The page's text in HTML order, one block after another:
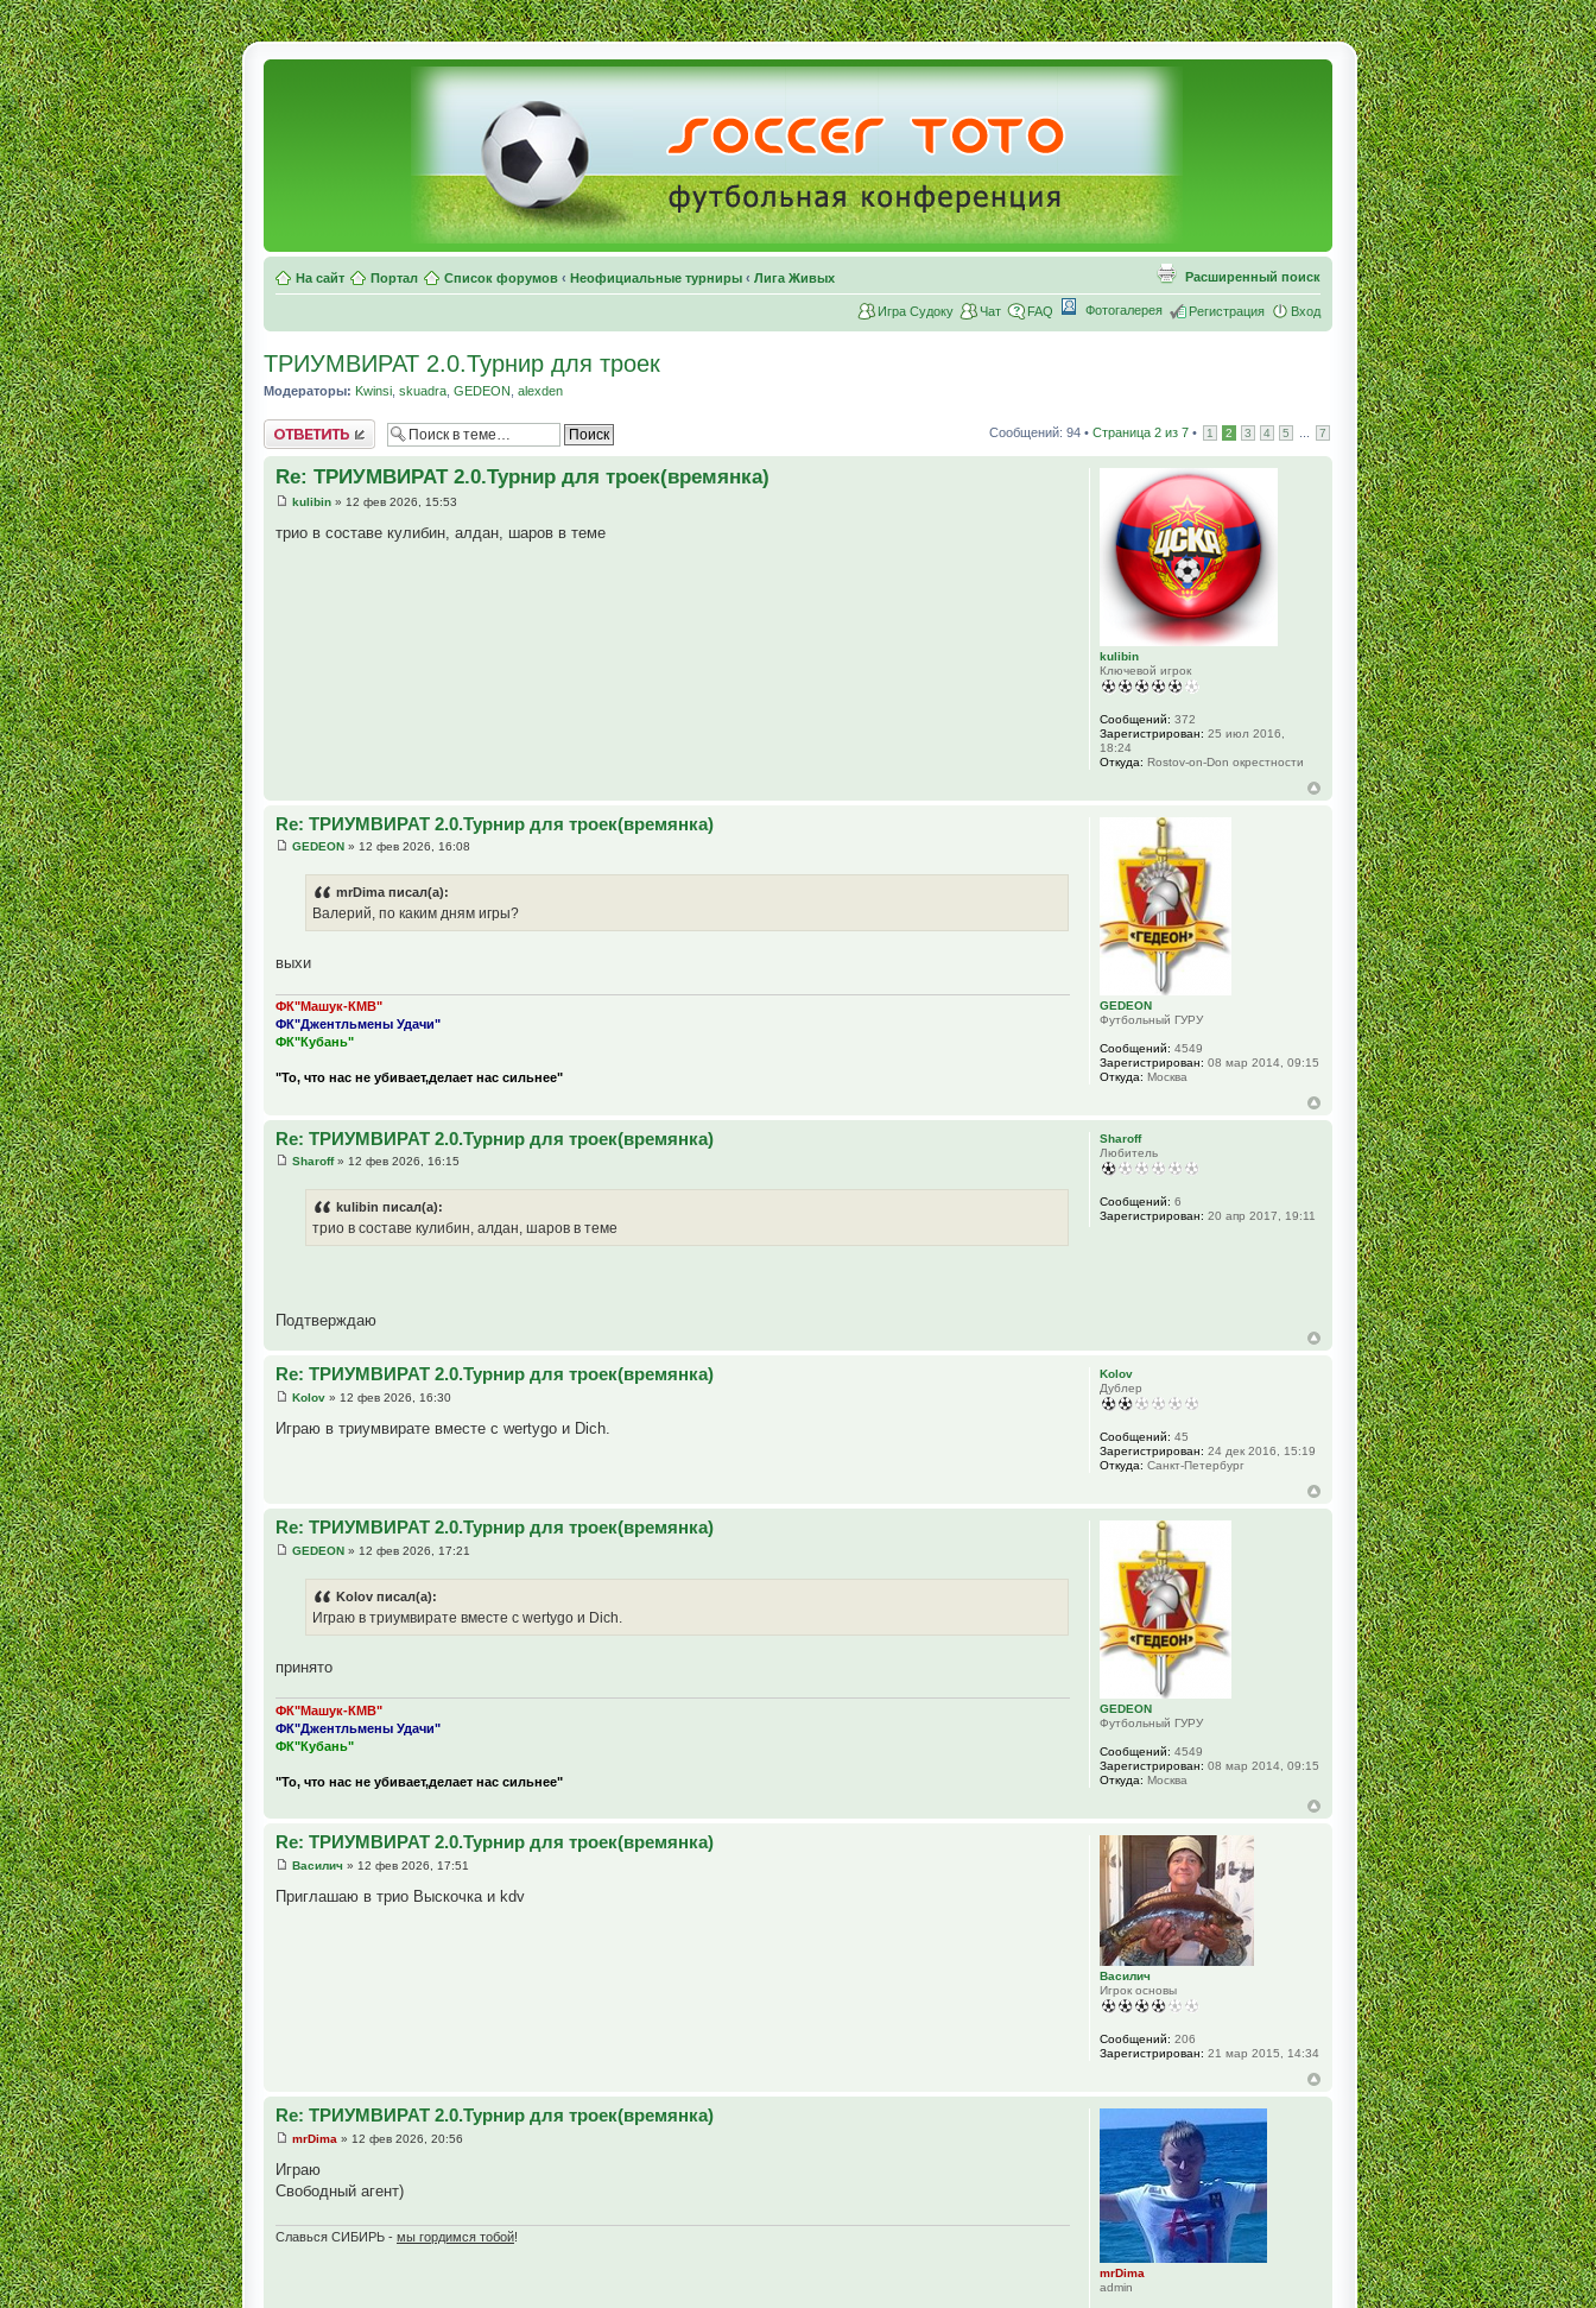
На сайт Портал Список форумов ‹ Неофициальные турниры ‹ Лига Живых Расширенный поиск
Игра Судоку Чат FAQ Фотогалерея Регистрация Вход
ТРИУМВИРАТ 2.0.Турнир для троек
Модераторы: Kwinsi skuadra GEDEON alexden
Комментировать Сообщений: 94 • Страница 2 из 7 • 1 2 3 4 5 7
Re: ТРИУМВИРАТ 2.0.Турнир для троек(времянка)
kulibin » 12 фев 2026, 15:53
трио в составе кулибин, алдан, шаров в теме
kulibin
Ключевой игрок
Сообщений: 372
Зарегистрирован: 25 июл 2016,
18:24
Откуда: Rostov-on-Don окрестности
Re: ТРИУМВИРАТ 2.0.Турнир для троек(времянка)
GEDEON » 12 фев 2026, 16:08
mrDima писал(а):
Валерий, по каким дням игры?
выхи
ФК"Машук-КМВ"
ФК"Джентльмены Удачи"
ФК"Кубань"
"То, что нас не убивает,делает нас сильнее"
GEDEON
Футбольный ГУРУ
Сообщений: 4549
Зарегистрирован: 08 мар 2014, 09:15
Откуда: Москва
Re: ТРИУМВИРАТ 2.0.Турнир для троек(времянка)
Sharoff» 12 фев 2026, 16:15
kulibin писал(а):
трио в составе кулибин, алдан, шаров в теме
Подтверждаю
Sharoff
Любитель
Сообщений: 6
Зарегистрирован: 20 апр 2017, 19:11
Re: ТРИУМВИРАТ 2.0.Турнир для троек(времянка)
Kolov » 12 фев 2026, 16:30
Играю в триумвирате вместе с wertygo и Dich.
Kolov
Дублер
Сообщений: 45
Зарегистрирован: 24 дек 2016, 15:19
Откуда: Санкт-Петербург
Re: ТРИУМВИРАТ 2.0.Турнир для троек(времянка)
GEDEON » 12 фев 2026, 17:21
Kolov писал(а):
Играю в триумвирате вместе с wertygo и Dich.
принято
ФК"Машук-КМВ"
ФК"Джентльмены Удачи"
ФК"Кубань"
"То, что нас не убивает,делает нас сильнее"
GEDEON
Футбольный ГУРУ
Сообщений: 4549
Зарегистрирован: 08 мар 2014, 09:15
Откуда: Москва
Re: ТРИУМВИРАТ 2.0.Турнир для троек(времянка)
Василич » 12 фев 2026, 17:51
Приглашаю в трио Выскочка и kdv
Василич
Игрок основы
Сообщений: 206
Зарегистрирован: 21 мар 2015, 14:34
Re: ТРИУМВИРАТ 2.0.Турнир для троек(времянка)
mrDima » 12 фев 2026, 20:56
Играю
Свободный агент)
Славься СИБИРЬ - мы гордимся тобой!
mrDima
admin